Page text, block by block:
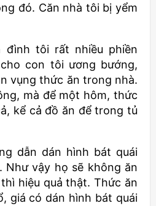
đó. Căn nhà tôi bị yểm
đình tôi rất nhiều phiền
con tôi ương bướng,
vụng thức ăn trong nhà.
mà để một hôm, thức
kể cả đồ ăn để trong tủ
dẫn dán hình bát quái
Như vậy họ sẽ không ăn
hiệu quả thật. Thức ăn
giá có dán hình bát quái